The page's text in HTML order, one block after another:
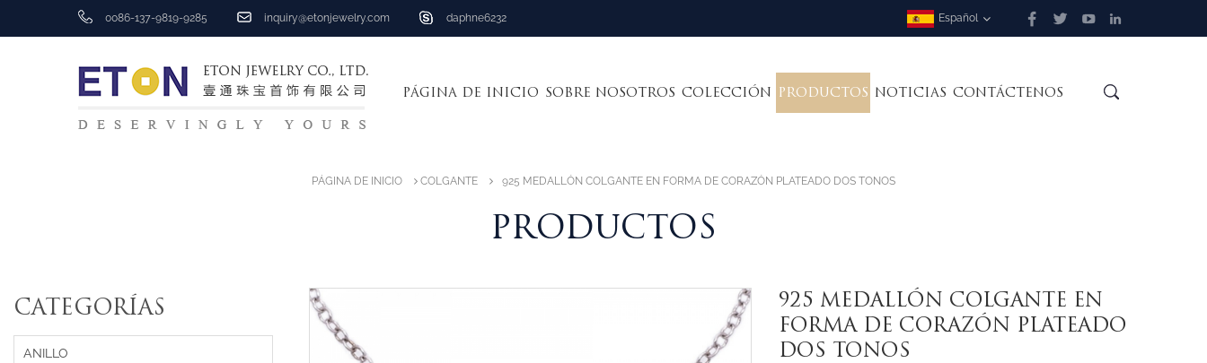
0086-137-9819-9285 inquiry@etonjewelry.com daphne6232 Español
PÁGINA DE INICIO SOBRE NOSOTROS COLECCIÓN PRODUCTOS NOTICIAS CONTÁCTENOS
PÁGINA DE INICIO COLGANTE 925 MEDALLÓN COLGANTE EN FORMA DE CORAZÓN PLATEADO DOS TONOS
PRODUCTOS
925 MEDALLÓN COLGANTE EN
FORMA DE CORAZÓN PLATEADO
DOS TONOS
CATEGORÍAS
ANILLO